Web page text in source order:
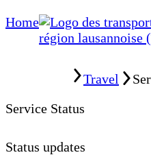
Home
Travel
Service Status
Status updates